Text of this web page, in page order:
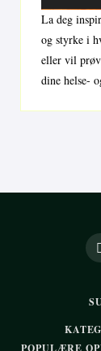
La deg
og styrke i
eller vil
dine helse-